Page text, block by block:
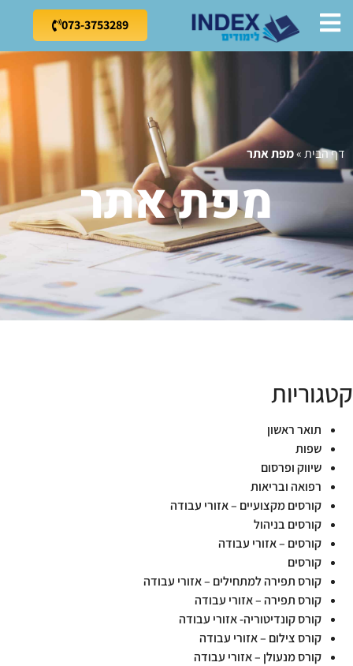
073-3753289
דף הבית»מפת אתר
מפת אתר
קטגוריות
תואר ראשון
שפות
שיווק ופרסום
רפואה ובריאות
קורסים מקצועיים – אזורי עבודה
קורסים בניהול
קורסים – אזורי עבודה
קורסים
קורס תפירה למתחילים – אזורי עבודה
קורס תפירה – אזורי עבודה
קורס קונדיטוריה- אזורי עבודה
קורס צילום – אזורי עבודה
קורס מנעולן – אזורי עבודה